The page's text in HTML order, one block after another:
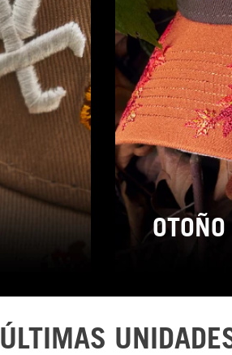
OTOÑO
ÚLTIMAS